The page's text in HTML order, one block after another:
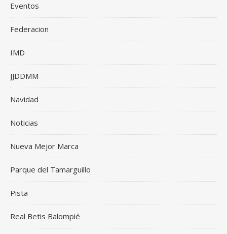
Eventos
Federacion
IMD
JJDDMM
Navidad
Noticias
Nueva Mejor Marca
Parque del Tamarguillo
Pista
Real Betis Balompié